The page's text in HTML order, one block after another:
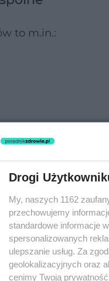
to m.in.:
brak symetrii
Drogi
My, naszych 1162
przechowujemy
standardowe informacje
spersonalizowanych
ulepszanie usług. Za
geolokalizacyjnych oraz
cenimy Twoją